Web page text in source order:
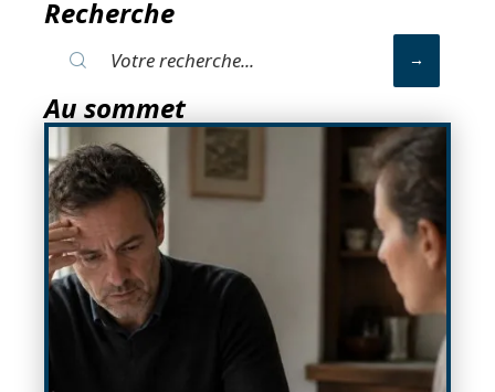
Recherche
Au sommet